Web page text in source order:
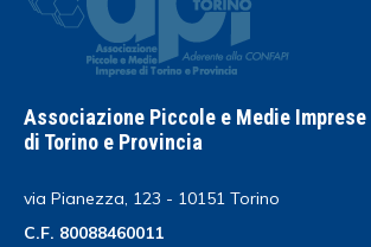
Associazione Piccole e Medie Imprese
di Torino e Provincia
via Pianezza, 123 - 10151 Torino
C.F. 80088460011